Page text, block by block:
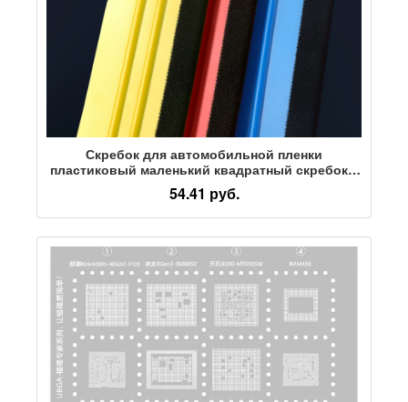
Скребок для автомобильной пленки
пластиковый маленький квадратный скребок с
тканью для изменения цвета пленки,
рекламирующий булочку для выпечки,
двусторонний доступный скребок
54.41 руб.